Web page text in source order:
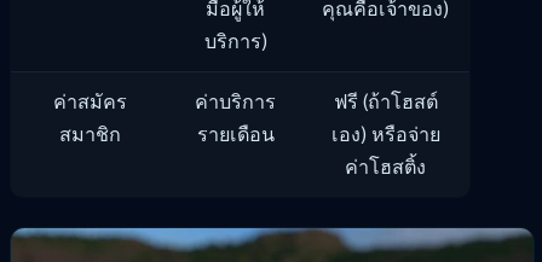
มือผู้ให้
บริการ)
คุณคือเจ้าของ)
ค่าสมัคร
สมาชิก
ค่าบริการ
รายเดือน
ฟรี (ถ้าโฮสต์
เอง) หรือจ่าย
ค่าโฮสติ้ง